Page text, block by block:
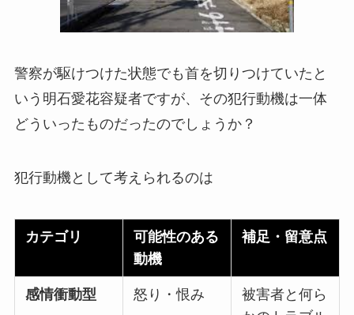
警察が駆けつけた状態でも首を切りつけていたと
いう明石愛花容疑者ですが、その犯行動機は一体
どういったものだったのでしょうか？
犯行動機として考えられるのは
カテゴリ
可能性のある
動機
補足・留意点
感情衝動型 怒り・恨み
被害者と何ら